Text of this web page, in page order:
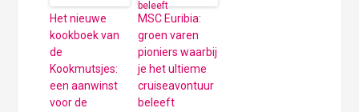
Het nieuwe
kookboek van
de
Kookmutsjes:
een aanwinst
voor de
MSC Euribia:
groen varen
pioniers waarbij
je het ultieme
cruiseavontuur
beleeft